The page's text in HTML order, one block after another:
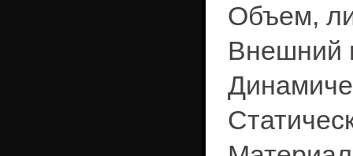
Объем,
Внешний